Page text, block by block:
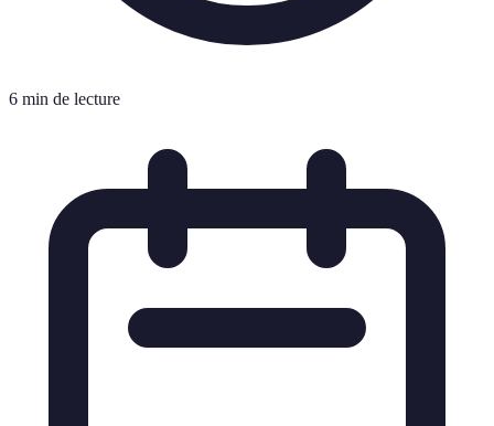
6 min de lecture